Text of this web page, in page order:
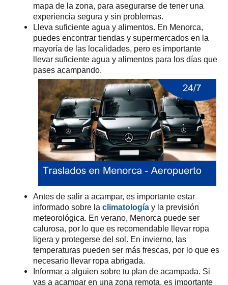
mapa de la zona, para asegurarse de tener una
experiencia segura y sin problemas.
Lleva suficiente agua y alimentos. En Menorca,
puedes encontrar tiendas y supermercados en la
mayoría de las localidades, pero es importante
llevar suficiente agua y alimentos para los días que
pases acampando.
Antes de salir a acampar, es importante estar
informado sobre la climatologíay la previsión
meteorológica. En verano, Menorca puede ser
calurosa, por lo que es recomendable llevar ropa
ligera y protegerse del sol. En invierno, las
temperaturas pueden ser más frescas, por lo que es
necesario llevar ropa abrigada.
Informar a alguien sobre tu plan de acampada. Si
vas a acampar en una zona remota, es importante